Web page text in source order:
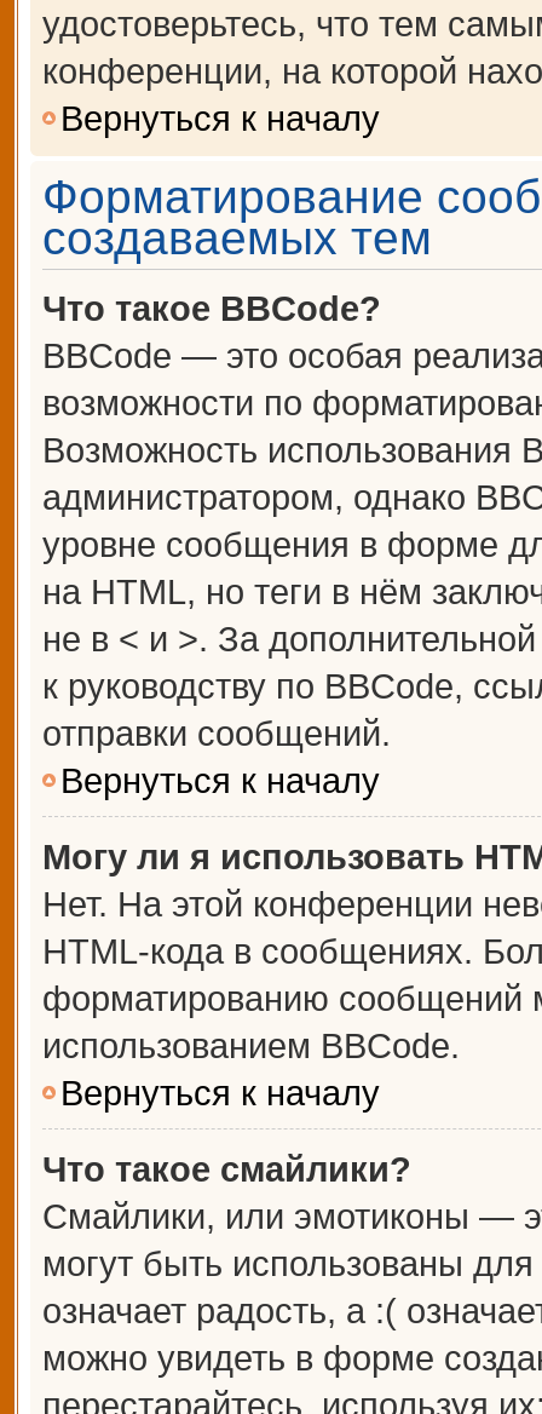
удостоверьтесь, что тем
конференции, на которой
Вернуться к началу
Форматирование
создаваемых тем
Что такое BBCode?
BBCode — это особая
возможности по
Возможность использования
администратором, однако
уровне сообщения в форме
на HTML, но теги в нём
не в < и >. За
к руководству по BBCode,
отправки сообщений.
Вернуться к началу
Могу ли я использовать
Нет. На этой конференции
HTML-кода в сообщениях.
форматированию сообщений
использованием BBCode.
Вернуться к началу
Что такое смайлики?
Смайлики, или эмотиконы —
могут быть использованы
означает радость, а :(
можно увидеть в форме
перестарайтесь, используя